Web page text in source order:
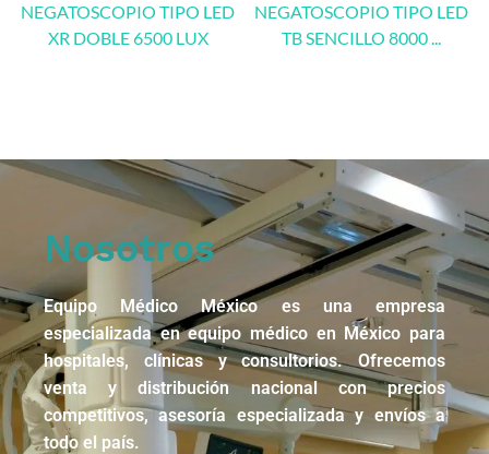
NEGATOSCOPIO TIPO LED
XR DOBLE 6500 LUX
NEGATOSCOPIO TIPO LED
TB SENCILLO 8000 ...
Nosotros
Equipo Médico México es una empresa
especializada en equipo médico en México para
hospitales, clínicas y consultorios. Ofrecemos
venta y distribución nacional con precios
competitivos, asesoría especializada y envíos a
todo el país.